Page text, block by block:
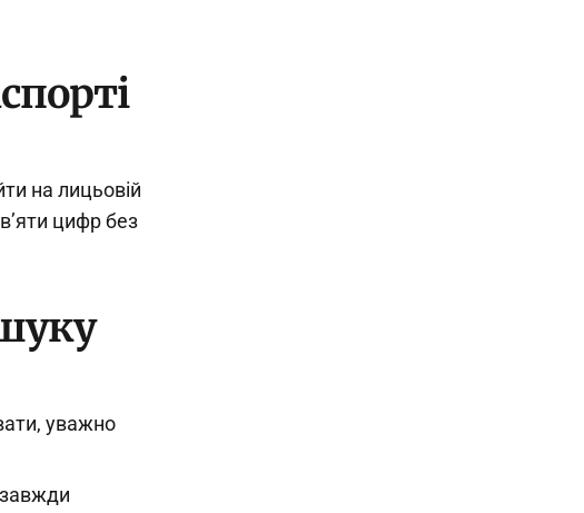
на лицьовій
цифр без
уважно